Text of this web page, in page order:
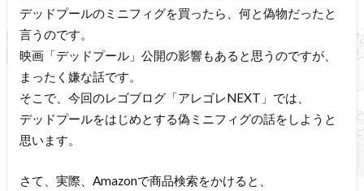
デッドプールのミニフィグを買ったら、何と偽物だったと
言うのです。
映画「デッドプール」公開の影響もあると思うのですが、
まったく嫌な話です。
そこで、今回のレゴブログ「アレゴレNEXT」では、
デッドプールをはじめとする偽ミニフィグの話をしようと
思います。
さて、実際、Amazonで商品検索をかけると、